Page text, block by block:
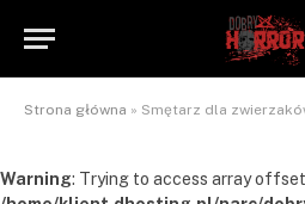
Strona główna » Smętarz dla
Warning: Trying to access array